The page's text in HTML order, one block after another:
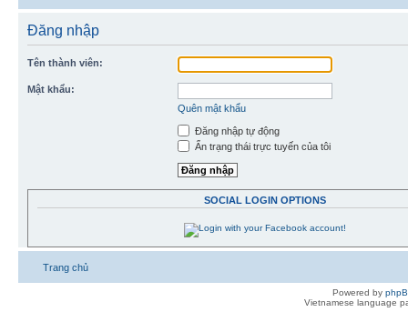
Đăng nhập
Tên thành viên:
Mật khẩu:
Quên mật khẩu
Đăng nhập tự động
Ẩn trạng thái trực tuyến của tôi
SOCIAL LOGIN OPTIONS
Trang chủ
Powered by
Vietnamese language